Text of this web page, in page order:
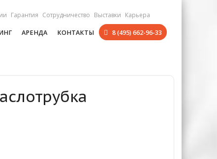
Гарантия Сотрудничество Выставки Карьера
АРЕНДА КОНТАКТЫ 8 (495) 662-96-33